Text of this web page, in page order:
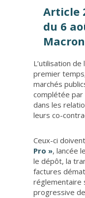
Article
du 6
L’utilisation
premier
marchés
complétée par
dans les
leurs co-
Ceux-ci
Pro », lancée
le dépôt, la
factures
réglementaire
progressive